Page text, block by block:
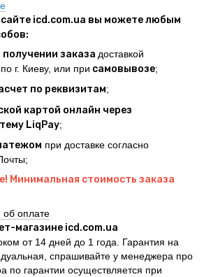
icd.com.ua вы можете любым
заказа доставкой
г. Киеву, или при самовывозе;
по реквизитам;
картой онлайн через
LiqPay;
при доставке согласно
Минимальная стоимость заказа
оплате
магазине icd.com.ua
от 14 дней до 1 года. Гарантия на
спрашивайте у менеджера про
по гарантии осуществляется при